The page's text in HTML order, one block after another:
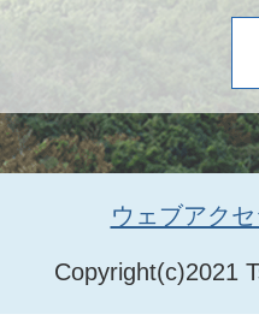
Copyright(c)2021
ウェブアク